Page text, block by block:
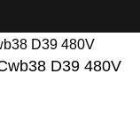
D39 480V